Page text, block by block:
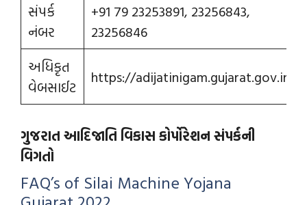
સંપર્ક
નંબર
+91 79 23253891, 23256843,
23256846
અધિકૃત
વેબસાઈટ
https://adijatinigam.gujarat.gov.in/
ગુજરાત આદિજાતિ વિકાસ કોર્પોરેશન સંપર્કની
વિગતો
FAQ’s of Silai Machine Yojana